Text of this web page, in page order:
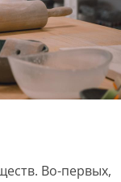
Во-первых,